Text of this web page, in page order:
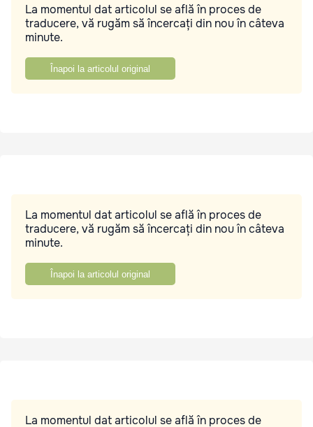
La momentul dat articolul se află în proces de
traducere, vă rugăm să încercați din nou în câteva
minute.
Înapoi la articolul original
La momentul dat articolul se află în proces de
traducere, vă rugăm să încercați din nou în câteva
minute.
Înapoi la articolul original
La momentul dat articolul se află în proces de